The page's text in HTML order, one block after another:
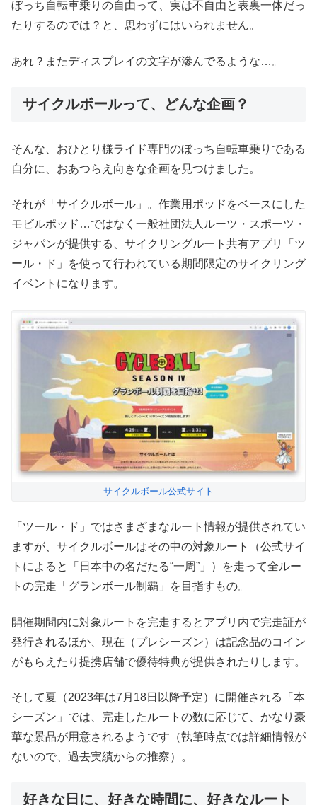
ぼっち自転車乗りの自由って、実は不自由と表裏一体だっ
たりするのでは？と、思わずにはいられません。
あれ？またディスプレイの文字が滲んでるような…。
サイクルボールって、どんな企画？
そんな、おひとり様ライド専門のぼっち自転車乗りである
自分に、おあつらえ向きな企画を見つけました。
それが「サイクルボール」。作業用ポッドをベースにした
モビルポッド…ではなく一般社団法人ルーツ・スポーツ・
ジャパンが提供する、サイクリングルート共有アプリ「ツ
ール・ド」を使って行われている期間限定のサイクリング
イベントになります。
サイクルボール公式サイト
「ツール・ド」ではさまざまなルート情報が提供されてい
ますが、サイクルボールはその中の対象ルート（公式サイ
トによると「日本中の名だたる“一周”」）を走って全ルー
トの完走「グランボール制覇」を目指すもの。
開催期間内に対象ルートを完走するとアプリ内で完走証が
発行されるほか、現在（プレシーズン）は記念品のコイン
がもらえたり提携店舗で優待特典が提供されたりします。
そして夏（2023年は7月18日以降予定）に開催される「本
シーズン」では、完走したルートの数に応じて、かなり豪
華な景品が用意されるようです（執筆時点では詳細情報が
ないので、過去実績からの推察）。
好きな日に、好きな時間に、好きなルート